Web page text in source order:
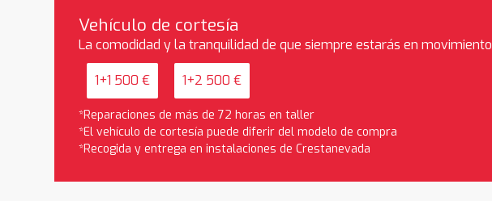
Vehículo de cortesía
La comodidad y la tranquilidad de que siempre estarás en movimiento
1+1 500 € 1+2 500 €
*Reparaciones de más de 72 horas en taller
*El vehículo de cortesía puede diferir del modelo de compra
*Recogida y entrega en instalaciones de Crestanevada